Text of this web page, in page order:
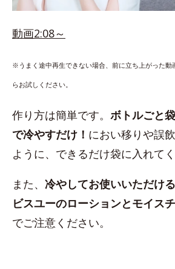
動画2:08～
※うまく途中再生できない場合、前に立ち上がった動
らお試しください。
作り方は簡単です。 ボトルごと
で冷やすだけ！ におい移りや誤
ように、できるだけ袋に入れてく
また、 冷やしてお使いいただけ
ビスユーのローションとモイス
でご注意ください。